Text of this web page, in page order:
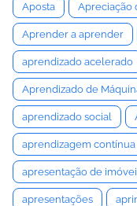
Aposta Apreciação
Aprender a aprender
aprendizado acelerado
Aprendizado de
aprendizado social
aprendizagem contínua
apresentação de
apresentações